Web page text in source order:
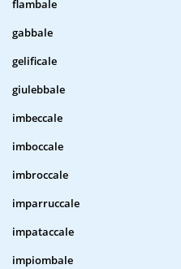
flambale
gabbale
gelificale
giulebbale
imbeccale
imboccale
imbroccale
imparruccale
impataccale
impiombale